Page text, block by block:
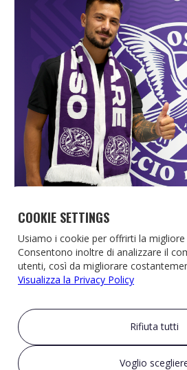
UFFICIALE: D'ANDREA È BIANCOVIOLA
UFFICIALE: D'ANDREA È
5 AugNews
COOKIE SETTINGS
Usiamo i cookie per offrirti la migliore
Consentono inoltre di analizzare il
utenti, così da migliorare
Visualizza la Privacy Policy
Rifiuta tutti
Voglio